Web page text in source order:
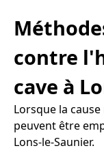
contre
cave à
Lorsque la
peuvent être
Lons-le-Saunier.